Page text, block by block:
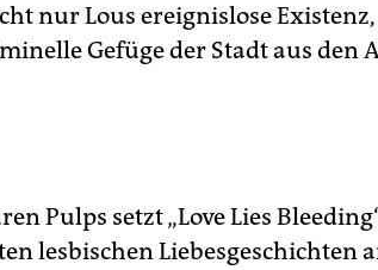
nur Lous ereignislose
Gefüge der Stadt aus den
Pulps setzt „Love Lies
lesbischen Liebesgeschichten